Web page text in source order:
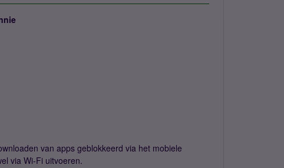
van apps geblokkeerd via het mobiele
via Wi-Fi uitvoeren.